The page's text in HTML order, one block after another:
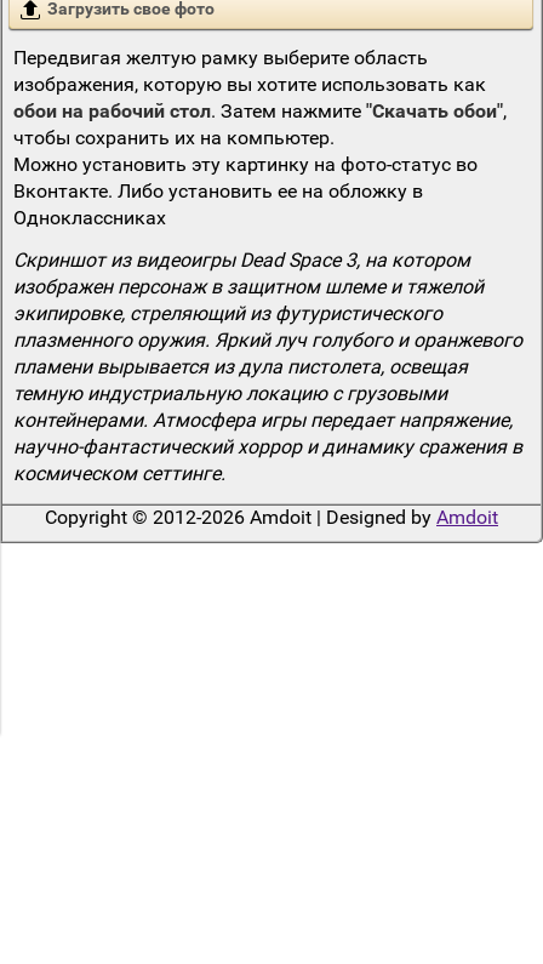
Загрузить свое фото
Передвигая желтую рамку выберите область
изображения, которую вы хотите использовать как
обои на рабочий стол. Затем нажмите "Скачать обои",
чтобы сохранить их на компьютер.
Можно установить эту картинку на фото-статус во
Вконтакте. Либо установить ее на обложку в
Одноклассниках
Скриншот из видеоигры Dead Space 3, на котором
изображен персонаж в защитном шлеме и тяжелой
экипировке, стреляющий из футуристического
плазменного оружия. Яркий луч голубого и оранжевого
пламени вырывается из дула пистолета, освещая
темную индустриальную локацию с грузовыми
контейнерами. Атмосфера игры передает напряжение,
научно-фантастический хоррор и динамику сражения в
космическом сеттинге.
Copyright © 2012-2026 Amdoit | Designed by Amdoit